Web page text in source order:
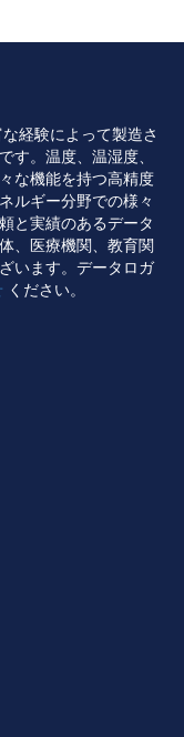
経験によって製造さ
す。温度、温湿度、
な機能を持つ高精度
ルギー分野での様々
と実績のあるデータ
、医療機関、教育関
います。データロガ
ください。